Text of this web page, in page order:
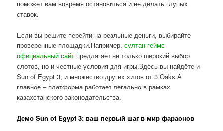
поможет вам вовремя остановиться и не делать глупых
ставок.
Если вы решите перейти на реальные деньги, выбирайте
проверенные площадки.Например,султан геймс
официальный сайт предлагает не только широкий выбор
слотов, но и честные условия для игры.Здесь вы найдёте и
Sun of Egypt 3, и множество других хитов от 3 Oaks.А
главное – платформа работает легально в рамках
казахстанского законодательства.
Демо Sun of Egypt 3: ваш первый шаг в мир фараонов